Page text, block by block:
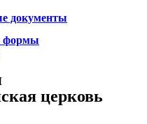
документы
формы
церковь